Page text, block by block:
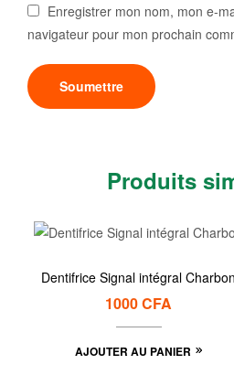
Enregistrer mon nom, mon e-
navigateur pour mon prochain
Produits
Dentifrice Signal intégral Charbon
1000CFA
AJOUTER AU PANIER